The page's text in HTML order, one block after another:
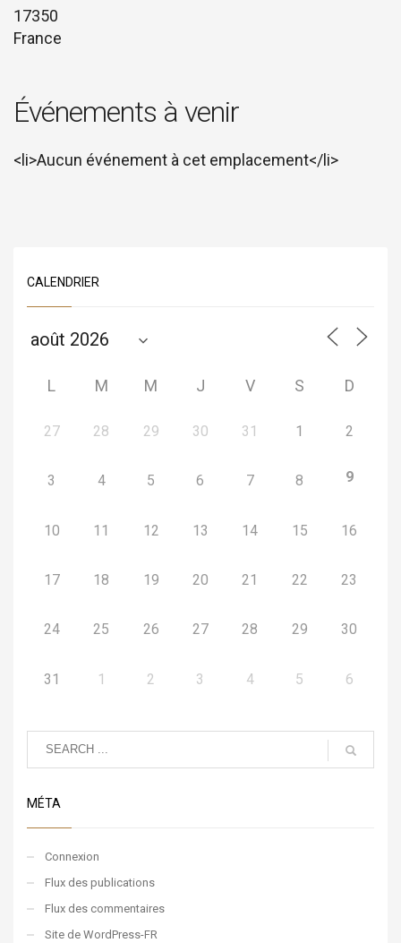
17350
France
Événements à venir
<li>Aucun événement à cet emplacement</li>
CALENDRIER
L M M J V S D
27 28 29 30 31 1 2
3 4 5 6 7 8 9
10 11 12 13 14 15 16
17 18 19 20 21 22 23
24 25 26 27 28 29 30
31 1 2 3 4 5 6
MÉTA
Connexion
Flux des publications
Flux des commentaires
Site de WordPress-FR